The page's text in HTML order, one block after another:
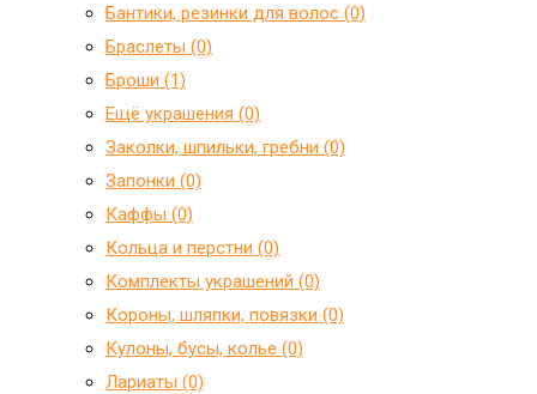
Бантики, резинки для волос (0)
Браслеты (0)
Броши (1)
Ещё украшения (0)
Заколки, шпильки, гребни (0)
Запонки (0)
Каффы (0)
Кольца и перстни (0)
Комплекты украшений (0)
Короны, шляпки, повязки (0)
Кулоны, бусы, колье (0)
Лариаты (0)